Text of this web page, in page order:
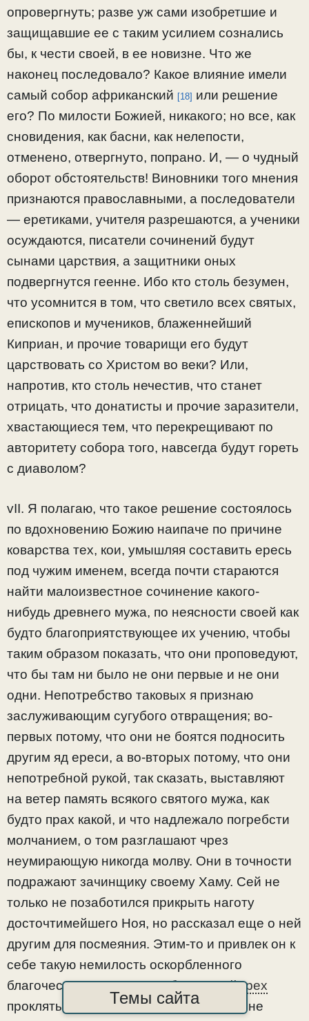
опровергнуть; разве уж сами изобретшие и
защищавшие ее с таким усилием сознались
бы, к чести своей, в ее новизне. Что же
наконец последовало? Какое влияние имели
самый собор африканский [18] или решение
его? По милости Божией, никакого; но все, как
сновидения, как басни, как нелепости,
отменено, отвергнуто, попрано. И, — о чудный
оборот обстоятельств! Виновники того мнения
признаются православными, а последователи
— еретиками, учителя разрешаются, а ученики
осуждаются, писатели сочинений будут
сынами царствия, а защитники оных
подвергнутся геенне. Ибо кто столь безумен,
что усомнится в том, что светило всех святых,
епископов и мучеников, блаженнейший
Киприан, и прочие товарищи его будут
царствовать со Христом во веки? Или,
напротив, кто столь нечестив, что станет
отрицать, что донатисты и прочие заразители,
хвастающиеся тем, что перекрещивают по
авторитету собора того, навсегда будут гореть
с диаволом?
vII. Я полагаю, что такое решение состоялось
по вдохновению Божию наипаче по причине
коварства тех, кои, умышляя составить ересь
под чужим именем, всегда почти стараются
найти малоизвестное сочинение какого-
нибудь древнего мужа, по неясности своей как
будто благоприятствующее их учению, чтобы
таким образом показать, что они проповедуют,
что бы там ни было не они первые и не они
одни. Непотребство таковых я признаю
заслуживающим сугубого отвращения; во-
первых потому, что они не боятся подносить
другим яд ереси, а во-вторых потому, что они
непотребной рукой, так сказать, выставляют
на ветер память всякого святого мужа, как
будто прах какой, и что надлежало погребсти
молчанием, о том разглашают чрез
неумирающую никогда молву. Они в точности
подражают зачинщику своему Хаму. Сей не
только не позаботился прикрыть наготу
досточтимейшего Ноя, но рассказал еще о ней
другим для посмеяния. Этим-то и привлек он к
себе такую немилость оскорбленного
благочестия, что за его собственныйгрех
прокляты даже потомки его. Он, вовсе не
Темы сайта